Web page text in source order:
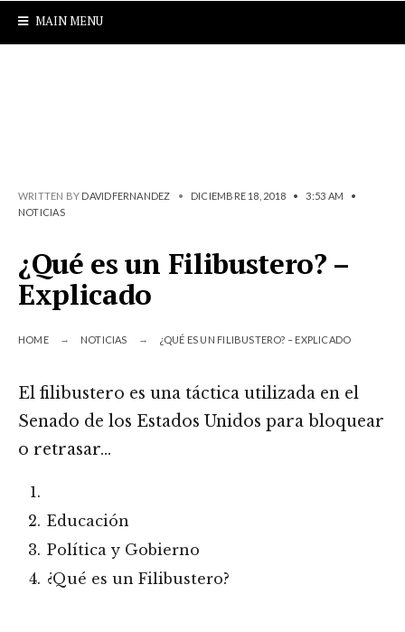
MAIN MENU
WRITTEN BY DAVIDFERNANDEZ • DICIEMBRE 18, 2018 • 3:53 AM
•
NOTICIAS
¿Qué es un Filibustero? –
Explicado
HOME NOTICIAS ¿QUÉ ES UN FILIBUSTERO? – EXPLICADO
El filibustero es una táctica utilizada en el
Senado de los Estados Unidos para bloquear
o retrasar…
Educación
Política y Gobierno
¿Qué es un Filibustero?